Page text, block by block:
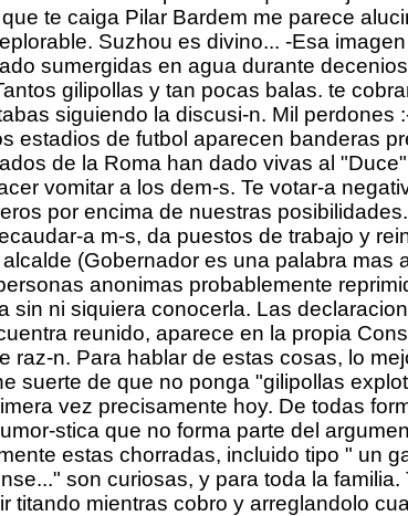
te caiga Pilar Bardem me parece
Suzhou es divino... -Esa
sumergidas en agua durante
gilipollas y tan pocas balas. te
siguiendo la discusi-n. Mil perdones
estadios de futbol aparecen banderas
de la Roma han dado vivas al
vomitar a los dem-s. Te votar-a
por encima de nuestras
a m-s, da puestos de trabajo y
(Gobernador es una palabra mas
anonimas probablemente
ni siquiera conocerla. Las
reunido, aparece en la propia
n. Para hablar de estas cosas, lo
suerte de que no ponga "gilipollas
vez precisamente hoy. De todas
stica que no forma parte del
estas chorradas, incluido tipo " un
son curiosas, y para toda la
mientras cobro y arreglandolo